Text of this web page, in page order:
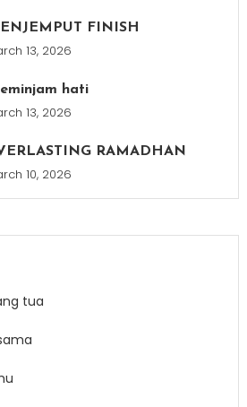
FINISH
13, 2026
hati
13, 2026
RAMADHAN
10, 2026
tua